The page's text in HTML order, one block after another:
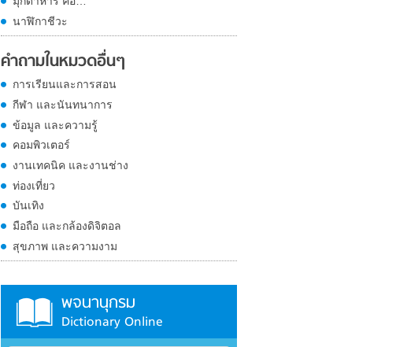
นาฬิกาชีวะ
คำถามในหมวดอื่นๆ
การเรียนและการสอน
กีฬา และนันทนาการ
ข้อมูล และความรู้
คอมพิวเตอร์
งานเทคนิค และงานช่าง
ท่องเที่ยว
บันเทิง
มือถือ และกล้องดิจิตอล
สุขภาพ และความงาม
พจนานุกรม
Dictionary Online